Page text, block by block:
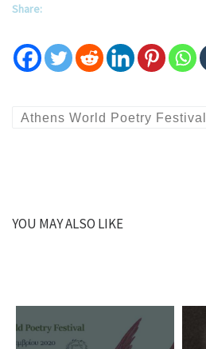
Share:
Athens World Poetry Festival
YOU MAY ALSO LIKE